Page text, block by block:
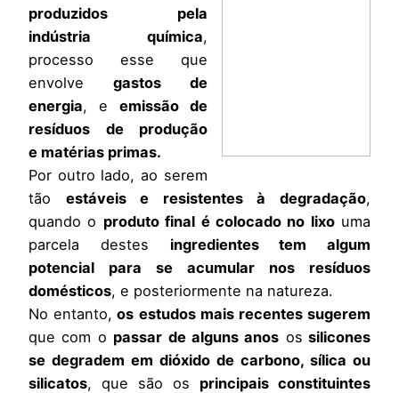
produzidos pela
indústria química,
processo esse que
envolve gastos de
energia, e emissão de
resíduos
de produção
e matérias primas.
Por outro lado, ao serem
tão estáveis e resistentes à degradação,
quando o produto final é colocado no lixouma
parcela destes ingredientes tem algum
potencial para se acumular nos resíduos
domésticos, e posteriormente na natureza.
No entanto, os estudos mais recentes sugerem
que com o passar de alguns anos os silicones
se degradem em dióxido de carbono, sílica ou
silicatos, que são os principais constituintes